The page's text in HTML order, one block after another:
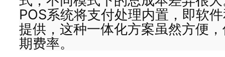
POS系统将支付处理内置，即软
提供，这种一体化方案虽然方便
期费率。